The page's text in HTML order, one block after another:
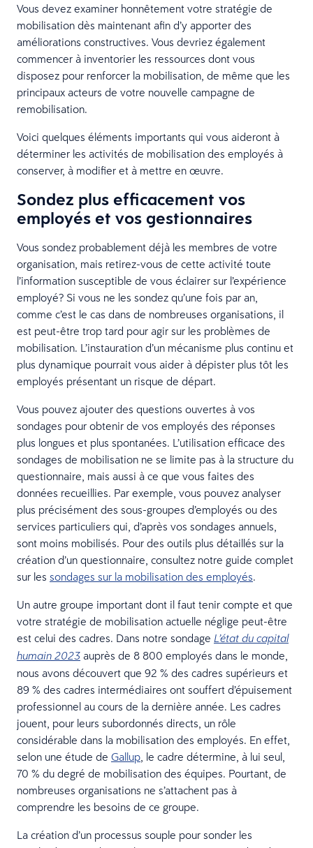
Vous devez examiner honnêtement votre stratégie de
mobilisation dès maintenant afin d’y apporter des
améliorations constructives. Vous devriez également
commencer à inventorier les ressources dont vous
disposez pour renforcer la mobilisation, de même que les
principaux acteurs de votre nouvelle campagne de
remobilisation.
Voici quelques éléments importants qui vous aideront à
déterminer les activités de mobilisation des employés à
conserver, à modifier et à mettre en œuvre.
Sondez plus efficacement vos
employés et vos gestionnaires
Vous sondez probablement déjà les membres de votre
organisation, mais retirez-vous de cette activité toute
l’information susceptible de vous éclairer sur l’expérience
employé? Si vous ne les sondez qu’une fois par an,
comme c’est le cas dans de nombreuses organisations, il
est peut-être trop tard pour agir sur les problèmes de
mobilisation. L’instauration d’un mécanisme plus continu et
plus dynamique pourrait vous aider à dépister plus tôt les
employés présentant un risque de départ.
Vous pouvez ajouter des questions ouvertes à vos
sondages pour obtenir de vos employés des réponses
plus longues et plus spontanées. L’utilisation efficace des
sondages de mobilisation ne se limite pas à la structure du
questionnaire, mais aussi à ce que vous faites des
données recueillies. Par exemple, vous pouvez analyser
plus précisément des sous-groupes d’employés ou des
services particuliers qui, d’après vos sondages annuels,
sont moins mobilisés. Pour des outils plus détaillés sur la
création d’un questionnaire, consultez notre guide complet
sur les sondages sur la mobilisation des employés.
Un autre groupe important dont il faut tenir compte et que
votre stratégie de mobilisation actuelle néglige peut-être
est celui des cadres. Dans notre sondage L’état du capital
humain 2023 auprès de 8 800 employés dans le monde,
nous avons découvert que 92 % des cadres supérieurs et
89 % des cadres intermédiaires ont souffert d’épuisement
professionnel au cours de la dernière année. Les cadres
jouent, pour leurs subordonnés directs, un rôle
considérable dans la mobilisation des employés. En effet,
selon une étude de Gallup , le cadre détermine, à lui seul,
70 % du degré de mobilisation des équipes. Pourtant, de
nombreuses organisations ne s’attachent pas à
comprendre les besoins de ce groupe.
La création d’un processus souple pour sonder les